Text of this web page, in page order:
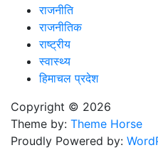
राजनीति
राजनीतिक
राष्ट्रीय
स्वास्थ्य
हिमाचल प्रदेश
Copyright © 2026
Theme by: Theme Horse
Proudly Powered by: